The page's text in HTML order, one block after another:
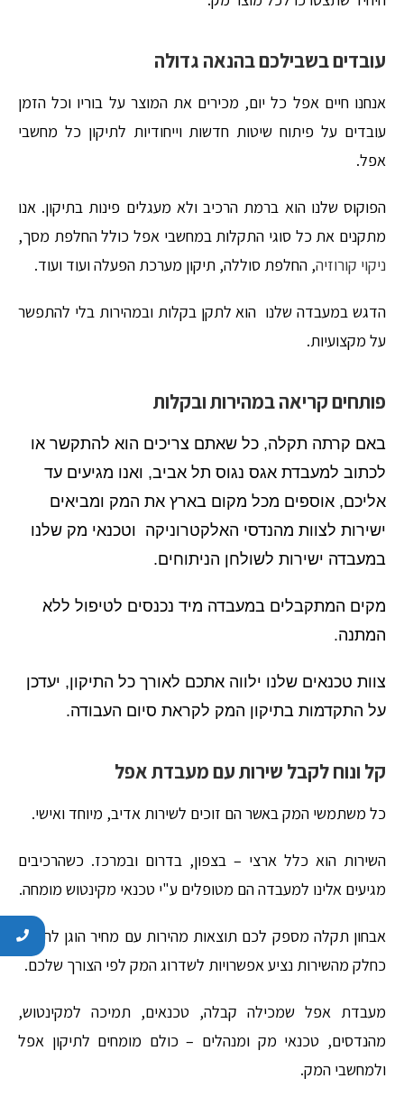
עובדים בשבילכם בהנאה גדולה
אנחנו חיים אפל כל יום, מכירים את המוצר על בוריו וכל הזמן
עובדים על פיתוח שיטות חדשות וייחודיות לתיקון כל מחשבי
אפל.
הפוקוס שלנו הוא ברמת הרכיב ולא מעגלים פינות בתיקון. אנו
מתקנים את כל סוגי התקלות במחשבי אפל כולל החלפת מסך,
ניקוי קורוזיה, החלפת סוללה, תיקון מערכת הפעלה ועוד ועוד.
הדגש במעבדה שלנו הוא לתקן בקלות ובמהירות בלי להתפשר
על מקצועיות.
פותחים קריאה במהירות ובקלות
באם קרתה תקלה, כל שאתם צריכים הוא להתקשר או
לכתוב למעבדת אגס נגוס תל אביב, ואנו מגיעים עד
אליכם, אוספים מכל מקום בארץ את המק ומביאים
ישירות לצוות מהנדסי האלקטרוניקה וטכנאי מק שלנו
במעבדה ישירות לשולחן הניתוחים.
מקים המתקבלים במעבדה מיד נכנסים לטיפול ללא
המתנה.
צוות טכנאים שלנו ילווה אתכם לאורך כל התיקון, יעדכן
על התקדמות בתיקון המק לקראת סיום העבודה.
קל ונוח לקבל שירות עם מעבדת אפל
כל משתמשי המק באשר הם זוכים לשירות אדיב, מיוחד ואישי.
השירות הוא כלל ארצי – בצפון, בדרום ובמרכז. כשהרכיבים
מגיעים אלינו למעבדה הם מטופלים ע"י טכנאי מקינטוש מומחה.
אבחון תקלה מספק לכם תוצאות מהירות עם מחיר הוגן לתיקון.
כחלק מהשירות נציע אפשרויות לשדרוג המק לפי הצורך שלכם.
מעבדת אפל שמכילה קבלה, טכנאים, תמיכה למקינטוש,
מהנדסים, טכנאי מק ומנהלים – כולם מומחים לתיקון אפל
ולמחשבי המק.